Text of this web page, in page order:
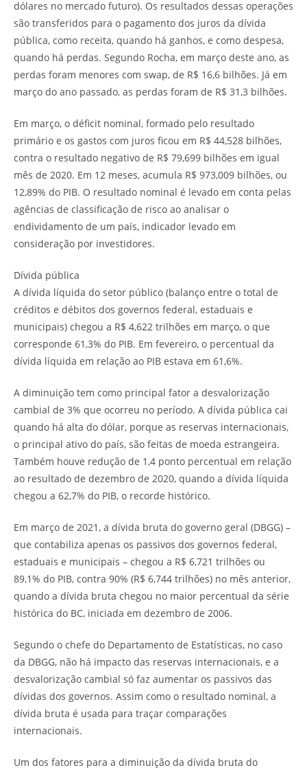
dólares no mercado futuro). Os resultados dessas operações
são transferidos para o pagamento dos juros da dívida
pública, como receita, quando há ganhos, e como despesa,
quando há perdas. Segundo Rocha, em março deste ano, as
perdas foram menores com swap, de R$ 16,6 bilhões. Já em
março do ano passado, as perdas foram de R$ 31,3 bilhões.
Em março, o déficit nominal, formado pelo resultado
primário e os gastos com juros ficou em R$ 44,528 bilhões,
contra o resultado negativo de R$ 79,699 bilhões em igual
mês de 2020. Em 12 meses, acumula R$ 973,009 bilhões, ou
12,89% do PIB. O resultado nominal é levado em conta pelas
agências de classificação de risco ao analisar o
endividamento de um país, indicador levado em
consideração por investidores.
Dívida pública
A dívida líquida do setor público (balanço entre o total de
créditos e débitos dos governos federal, estaduais e
municipais) chegou a R$ 4,622 trilhões em março, o que
corresponde 61,3% do PIB. Em fevereiro, o percentual da
dívida líquida em relação ao PIB estava em 61,6%.
A diminuição tem como principal fator a desvalorização
cambial de 3% que ocorreu no período. A dívida pública cai
quando há alta do dólar, porque as reservas internacionais,
o principal ativo do país, são feitas de moeda estrangeira.
Também houve redução de 1,4 ponto percentual em relação
ao resultado de dezembro de 2020, quando a dívida líquida
chegou a 62,7% do PIB, o recorde histórico.
Em março de 2021, a dívida bruta do governo geral (DBGG) –
que contabiliza apenas os passivos dos governos federal,
estaduais e municipais – chegou a R$ 6,721 trilhões ou
89,1% do PIB, contra 90% (R$ 6,744 trilhões) no mês anterior,
quando a dívida bruta chegou no maior percentual da série
histórica do BC, iniciada em dezembro de 2006.
Segundo o chefe do Departamento de Estatísticas, no caso
da DBGG, não há impacto das reservas internacionais, e a
desvalorização cambial só faz aumentar os passivos das
dívidas dos governos. Assim como o resultado nominal, a
dívida bruta é usada para traçar comparações
internacionais.
Um dos fatores para a diminuição da dívida bruta do